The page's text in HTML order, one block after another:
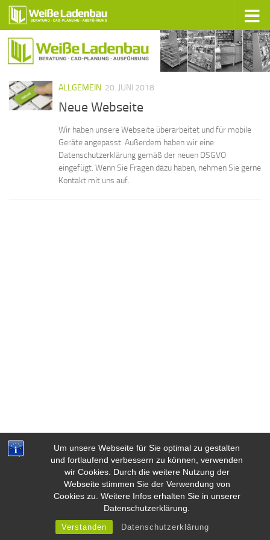
Um unsere Webseite für Sie optimal zu gestalten
und fortlaufend verbessern zu können, verwenden
wir Cookies. Durch die weitere Nutzung der
Webseite stimmen Sie der Verwendung von
Cookies zu. Weitere Infos erhalten Sie in unserer
Datenschutzerklärung.
Verstanden Datenschutzerklärung
Zum Inhalt springen
ALLGEMEIN 20. JUNI 2018
Neue Webseite
Wir haben unsere Webseite überarbeitet und für mobile
Geräte angepasst. Außerdem haben wir eine
Datenschutzerklärung gemäß der neuen DSGVO
eingefügt. Wenn Sie Fragen dazu haben, nehmen Sie gerne
Kontakt mit uns auf.
Weiße Ladenbau ©2023 · Alle Rechte vorbehalten.